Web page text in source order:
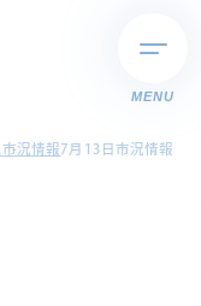
MENU
市況情報7月13日市況情報